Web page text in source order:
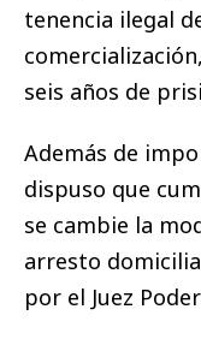
tenencia ilegal
seis años de
Además de
dispuso que
se cambie la
arresto
por el Juez